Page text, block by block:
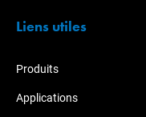
Liens utiles
Produits
Applications